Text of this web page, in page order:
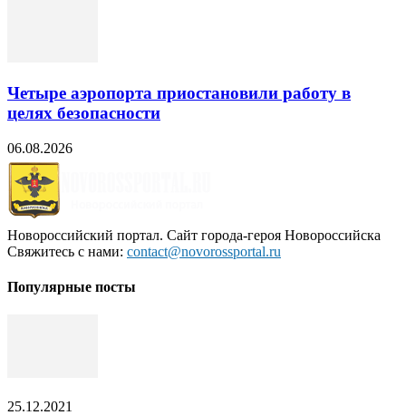
Четыре аэропорта приостановили работу в
целях безопасности
06.08.2026
Новороссийский портал. Сайт города-героя Новороссийска
Свяжитесь с нами: contact@novorossportal.ru
Популярные посты
25.12.2021